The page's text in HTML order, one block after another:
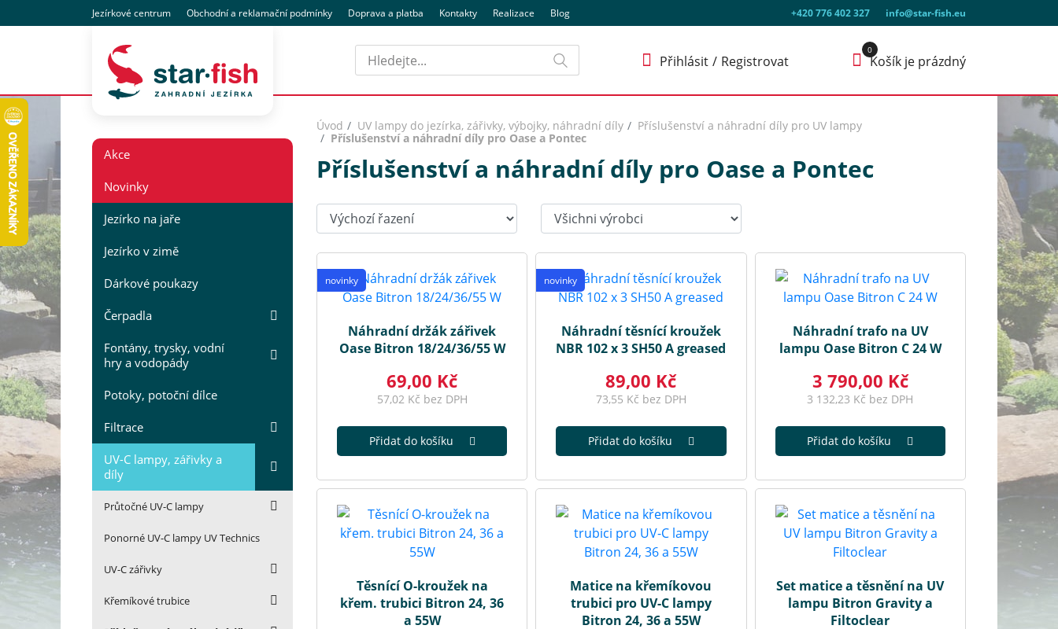
+420 776 402 327 info@star-fish.eu
Jezírkové centrum Obchodnía reklamační podmínky Doprava a platba Kontakty Realizace Blog
Hledat
Přihlásit Registrovat Košík je prázdný
Akce
Novinky
Jezírko na jaře
Jezírko v zimě
Dárkové poukazy
Čerpadla
Fontány, trysky, vodní
hry a vodopády
Potoky, potoční dílce
Filtrace
UV-C lampy, zářivky a
díly
Průtočné UV-C lampy
Ponorné UV-C lampy UV Technics
UV-C zářivky
Křemíkové trubice
Úvod UV lampy do jezírka, zářivky, výbojky, náhradní díly
Příslušenství a náhradní díly pro UV lampy
Příslušenství a náhradní díly pro Oase a Pontec
Příslušenství a náhradní díly pro Oase a Pontec
Seřadit: Výrobci:
novinky
Náhradní držák zářivek
Oase Bitron 18/24/36/55 W
69,00 Kč
57,02 Kč bez DPH
Přidat do košíku
novinky
Náhradní těsnící kroužek
NBR 102 x 3 SH50 A greased
89,00 Kč
73,55 Kč bez DPH
Přidat do košíku
Náhradní trafo na UV
lampu Oase Bitron C 24 W
3 790,00 Kč
3 132,23 Kč bez DPH
Přidat do košíku
Těsnící O-kroužek na
křem. trubici Bitron 24, 36
a 55W
Matice na křemíkovou
trubici pro UV-C lampy
Bitron 24, 36 a 55W
Set matice a těsnění na UV
lampu Bitron Gravity a
Filtoclear